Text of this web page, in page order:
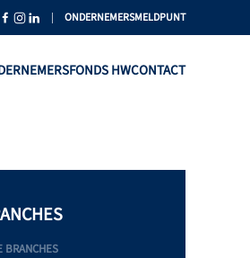
| ONDERNEMERSMELDPUNT
HWCONTACT
BRANCHES